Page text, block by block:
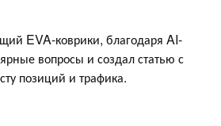
EVA-коврики, благодаря AI-
вопросы и создал статью с
позиций и трафика.